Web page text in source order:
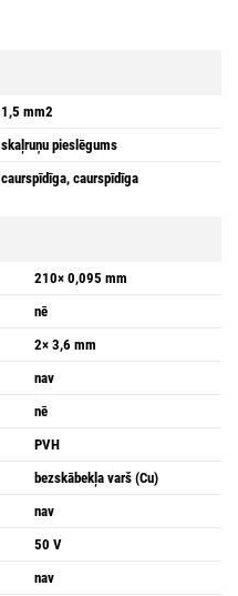
1,5 mm2
skaļruņu pieslēgums
caurspīdīga, caurspīdīga
210× 0,095 mm
nē
2× 3,6 mm
nav
nē
PVH
bezskābekļa varš (Cu)
nav
50 V
nav